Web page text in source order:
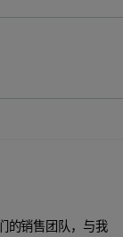
的销售团队，与我